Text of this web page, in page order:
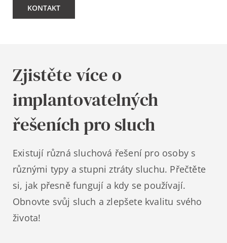
KONTAKT
Zjistěte více o
implantovatelných
řešeních pro sluch
Existují různá sluchová řešení pro osoby s
různými typy a stupni ztráty sluchu. Přečtěte
si, jak přesně fungují a kdy se používají.
Obnovte svůj sluch a zlepšete kvalitu svého
života!